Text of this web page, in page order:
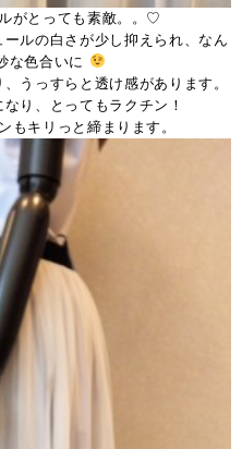
がとっても素敵。。♡
ルの白さが少し抑えられ、なん
な色合いに
うっすらと透け感があります。
り、とってもラクチン！
もキリっと締まります。